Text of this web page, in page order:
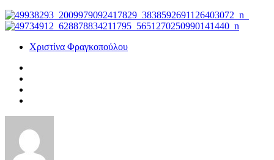
Χριστίνα Φραγκοπούλου